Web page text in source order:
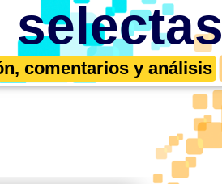
selectas
comentarios y análisis